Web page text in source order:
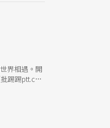
界相遇。開
踢踢ptt.cc
夥兒話匣
透過噗浪與